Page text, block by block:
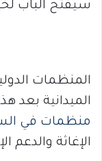
سيفتح الباب
المنظمات
الميدانية بعد
منظمات في
الإغاثة والدعم